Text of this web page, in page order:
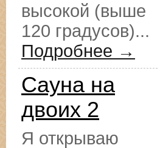
высокой (выше
120 градусов)...
Подробнее →
Сауна на
двоих 2
Я открываю